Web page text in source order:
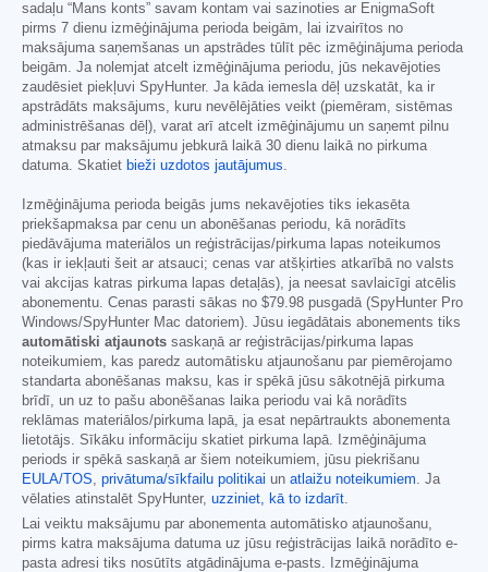
sadaļu “Mans konts” savam kontam vai sazinoties ar EnigmaSoft
pirms 7 dienu izmēģinājuma perioda beigām, lai izvairītos no
maksājuma saņemšanas un apstrādes tūlīt pēc izmēģinājuma perioda
beigām. Ja nolemjat atcelt izmēģinājuma periodu, jūs nekavējoties
zaudēsiet piekļuvi SpyHunter. Ja kāda iemesla dēļ uzskatāt, ka ir
apstrādāts maksājums, kuru nevēlējāties veikt (piemēram, sistēmas
administrēšanas dēļ), varat arī atcelt izmēģinājumu un saņemt pilnu
atmaksu par maksājumu jebkurā laikā 30 dienu laikā no pirkuma
datuma. Skatiet bieži uzdotos jautājumus.
Izmēģinājuma perioda beigās jums nekavējoties tiks iekasēta
priekšapmaksa par cenu un abonēšanas periodu, kā norādīts
piedāvājuma materiālos un reģistrācijas/pirkuma lapas noteikumos
(kas ir iekļauti šeit ar atsauci; cenas var atšķirties atkarībā no valsts
vai akcijas katras pirkuma lapas detaļās), ja neesat savlaicīgi atcēlis
abonementu. Cenas parasti sākas no $79.98 pusgadā (SpyHunter Pro
Windows/SpyHunter Mac datoriem). Jūsu iegādātais abonements tiks
automātiski atjaunots saskaņā ar reģistrācijas/pirkuma lapas
noteikumiem, kas paredz automātisku atjaunošanu par piemērojamo
standarta abonēšanas maksu, kas ir spēkā jūsu sākotnējā pirkuma
brīdī, un uz to pašu abonēšanas laika periodu vai kā norādīts
reklāmas materiālos/pirkuma lapā, ja esat nepārtraukts abonementa
lietotājs. Sīkāku informāciju skatiet pirkuma lapā. Izmēģinājuma
periods ir spēkā saskaņā ar šiem noteikumiem, jūsu piekrišanu
EULA/TOS, privātuma/sīkfailu politikai un atlaižu noteikumiem. Ja
vēlaties atinstalēt SpyHunter, uzziniet, kā to izdarīt.
Lai veiktu maksājumu par abonementa automātisko atjaunošanu,
pirms katra maksājuma datuma uz jūsu reģistrācijas laikā norādīto e-
pasta adresi tiks nosūtīts atgādinājuma e-pasts. Izmēģinājuma